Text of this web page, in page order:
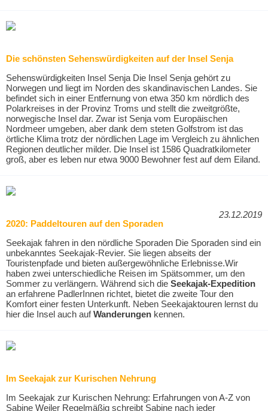
Die schönsten Sehenswürdigkeiten auf der Insel Senja
Sehenswürdigkeiten Insel Senja Die Insel Senja gehört zu
Norwegen und liegt im Norden des skandinavischen Landes. Sie
befindet sich in einer Entfernung von etwa 350 km nördlich des
Polarkreises in der Provinz Troms und stellt die zweitgrößte,
norwegische Insel dar. Zwar ist Senja vom Europäischen
Nordmeer umgeben, aber dank dem steten Golfstrom ist das
örtliche Klima trotz der nördlichen Lage im Vergleich zu ähnlichen
Regionen deutlicher milder. Die Insel ist 1586 Quadratkilometer
groß, aber es leben nur etwa 9000 Bewohner fest auf dem Eiland.
23.12.2019
2020: Paddeltouren auf den Sporaden
Seekajak fahren in den nördliche Sporaden Die Sporaden sind ein
unbekanntes Seekajak-Revier. Sie liegen abseits der
Touristenpfade und bieten außergewöhnliche Erlebnisse.Wir
haben zwei unterschiedliche Reisen im Spätsommer, um den
Sommer zu verlängern. Während sich die Seekajak-Expedition
an erfahrene PadlerInnen richtet, bietet die zweite Tour den
Komfort einer festen Unterkunft. Neben Seekajaktouren lernst du
hier die Insel auch aufWanderungen kennen.
Im Seekajak zur Kurischen Nehrung
Im Seekajak zur Kurischen Nehrung: Erfahrungen von A-Z von
Sabine Weiler Regelmäßig schreibt Sabine nach jeder